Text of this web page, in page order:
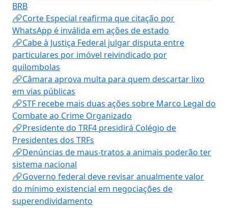
BRB
🔗Corte Especial reafirma que citação por
WhatsApp é inválida em ações de estado
🔗Cabe à Justiça Federal julgar disputa entre
particulares por imóvel reivindicado por
quilombolas
🔗Câmara aprova multa para quem descartar lixo
em vias públicas
🔗STF recebe mais duas ações sobre Marco Legal do
Combate ao Crime Organizado
🔗Presidente do TRF4 presidirá Colégio de
Presidentes dos TRFs
🔗Denúncias de maus-tratos a animais poderão ter
sistema nacional
🔗Governo federal deve revisar anualmente valor
do mínimo existencial em negociações de
superendividamento